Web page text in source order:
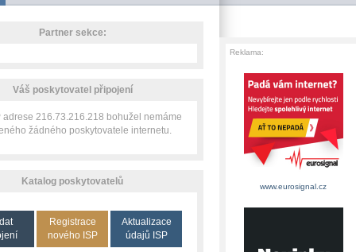
Partner sekce:
Váš poskytovatel připojení
adrese 216.73.216.218 bohužel nemáme
žádného poskytovatele internetu.
Katalog poskytovatelů
Registrace
nového ISP
Aktualizace
údajů ISP
Reklama:
www.eurosignal.cz